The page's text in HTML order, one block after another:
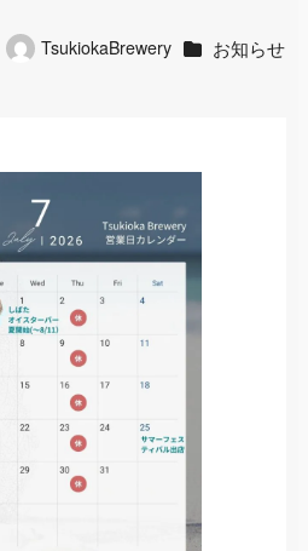
著
TsukiokaBrewery カテゴリー
お知らせ